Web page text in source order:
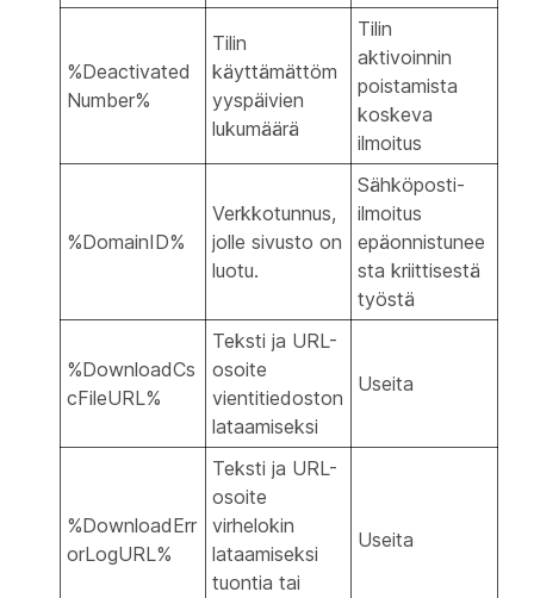
%Deactivated
Number%
Tilin
käyttämättöm
yyspäivien
lukumäärä
Tilin
aktivoinnin
poistamista
koskeva
ilmoitus
%DomainID%
Verkkotunnus,
jolle sivusto on
luotu.
Sähköposti-
ilmoitus
epäonnistunee
sta kriittisestä
työstä
%DownloadCs
cFileURL%
Teksti ja URL-
osoite
vientitiedoston
lataamiseksi
Useita
%DownloadErr
orLogURL%
Teksti ja URL-
osoite
virhelokin
lataamiseksi
tuontia tai
Useita